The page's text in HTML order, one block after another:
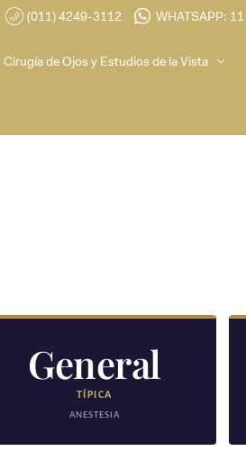
WHATSAPP:
(011) 4249-3112
Cirugía de Ojos y Estudios de la Vista
General
TÍPICA
ANESTESIA